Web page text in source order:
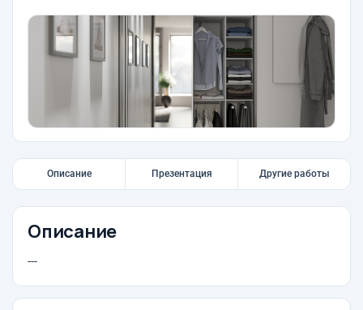
Описание Презентация Другие работы
Описание
---